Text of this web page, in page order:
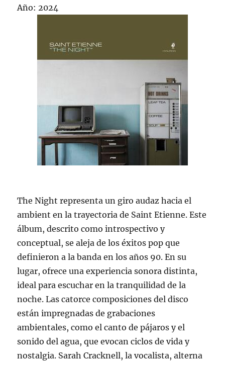
Año: 2024
The Night representa un giro audaz hacia el
ambient en la trayectoria de Saint Etienne. Este
álbum, descrito como introspectivo y
conceptual, se aleja de los éxitos pop que
definieron a la banda en los años 90. En su
lugar, ofrece una experiencia sonora distinta,
ideal para escuchar en la tranquilidad de la
noche. Las catorce composiciones del disco
están impregnadas de grabaciones
ambientales, como el canto de pájaros y el
sonido del agua, que evocan ciclos de vida y
nostalgia. Sarah Cracknell, la vocalista, alterna